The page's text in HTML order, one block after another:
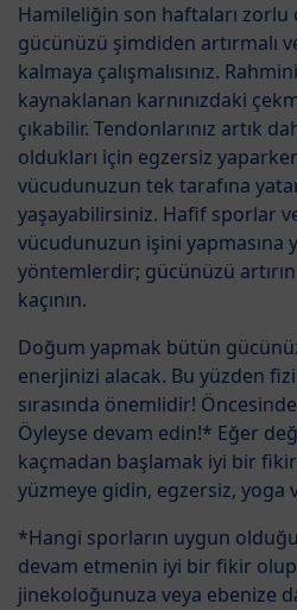
Hamileliğin son haftaları
gücünüzü şimdiden artırmalı
kalmaya çalışmalısınız.
kaynaklanan karnınızdaki
çıkabilir. Tendonlarınız artık
oldukları için egzersiz
vücudunuzun tek tarafına
yaşayabilirsiniz. Hafif sporlar
vücudunuzun işini yapmasına
yöntemlerdir; gücünüzü
kaçının.
Doğum yapmak bütün
enerjinizi alacak. Bu yüzden
sırasında önemlidir!
Öyleyse devam edin!* Eğer
kaçmadan başlamak iyi bir
yüzmeye gidin, egzersiz, yoga
*Hangi sporların uygun
devam etmenin iyi bir fikir olup
jinekoloğunuza veya ebenize